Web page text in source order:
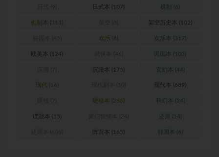
日式本 (107) 机制 (6)
机制本 (313) 架空历史本 (102)
欢乐 (8) 欢乐本 (317)
欧美本 (124) 民国本 (103)
沉浸本 (175) 玄幻本 (44)
现代 (16) 现代本 (689)
硬核本 (286) 科幻本 (34)
谍战本 (15) 还原 (14)
阵营本 (165) 韩国本 (6)